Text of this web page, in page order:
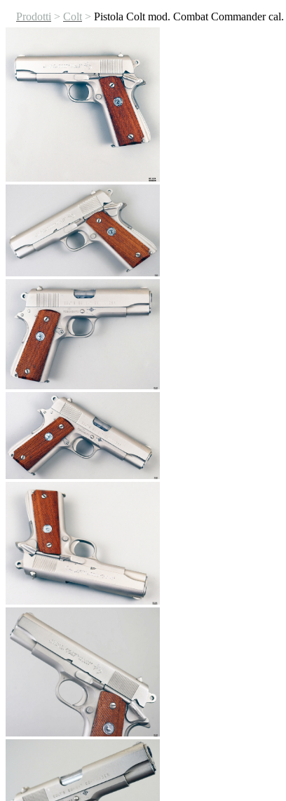
Prodotti > Colt > Pistola Colt mod. Combat Commander